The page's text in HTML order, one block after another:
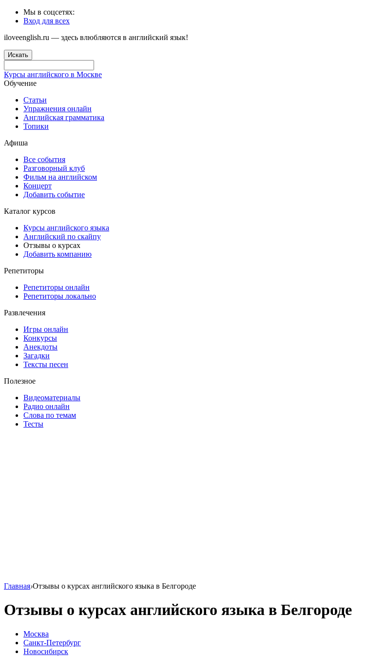
Мы в соцсетях:
Вход для всех
iloveenglish.ru — здесь влюбляются в английский язык!
Искать
Курсы английского в Москве
Обучение
Статьи
Упражнения онлайн
Английская грамматика
Топики
Афиша
Все события
Разговорный клуб
Фильм на английском
Концерт
Добавить событие
Каталог курсов
Курсы английского языка
Английский по скайпу
Отзывы о курсах
Добавить компанию
Репетиторы
Репетиторы онлайн
Репетиторы локально
Развлечения
Игры онлайн
Конкурсы
Анекдоты
Загадки
Тексты песен
Полезное
Видеоматериалы
Радио онлайн
Слова по темам
Тесты
Главная›Отзывы о курсах английского языка в Белгороде
Отзывы о курсах английского языка в Белгороде
Москва
Санкт-Петербург
Новосибирск